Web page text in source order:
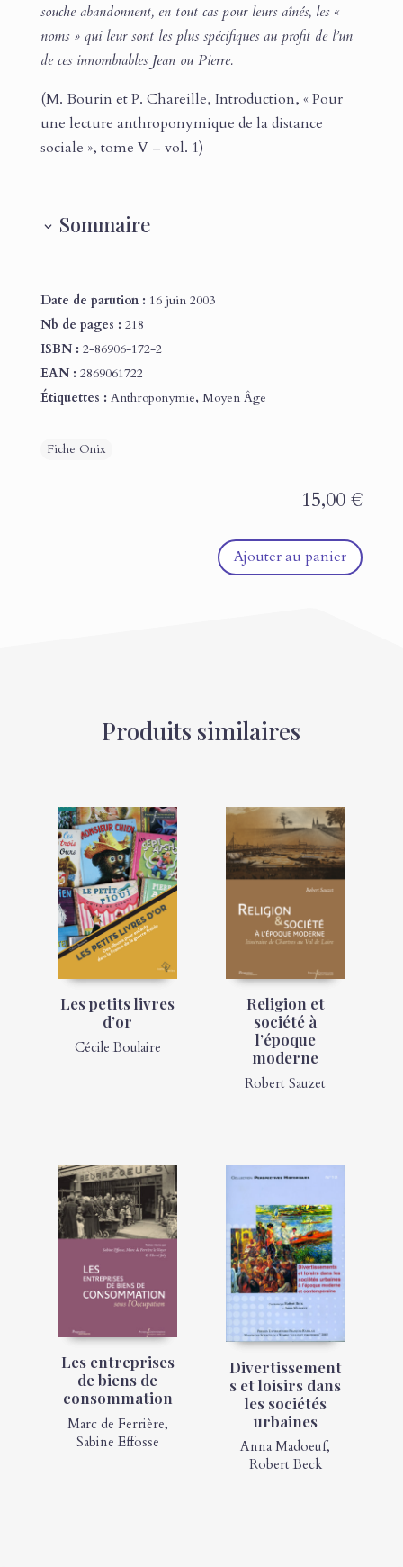
souche abandonnent, en tout cas pour leurs aînés, les «
noms » qui leur sont les plus spécifiques au profit de l’un
de ces innombrables Jean ou Pierre.
(M. Bourin et P. Chareille, Introduction, « Pour
une lecture anthroponymique de la distance
sociale », tome V – vol. 1)
Sommaire
Date de parution : 16 juin 2003
Nb de pages : 218
ISBN : 2-86906-172-2
EAN : 2869061722
Étiquettes : Anthroponymie, Moyen Âge
15,00€
Ajouter au panier
Produits similaires
Les petits livres
d’or
Cécile Boulaire
Religion et
société à
l’époque
moderne
Robert Sauzet
Les entreprises
de biens de
consommation
Marc de Ferrière,
Sabine Effosse
Divertissement
s et loisirs dans
les sociétés
urbaines
Anna Madoeuf,
Robert Beck